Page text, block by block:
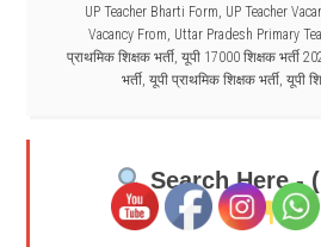
UP Teacher Bharti Form, UP Teacher
Vacancy From, Uttar Pradesh Primary
प्राथमिक शिक्षक भर्ती, यूपी 17000 शिक्षक भर्ती
भर्ती, यूपी प्राथमिक शिक्षक भर्ती, यूपी
Search Here - (